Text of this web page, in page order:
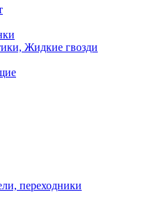
Жидкие гвозди
переходники